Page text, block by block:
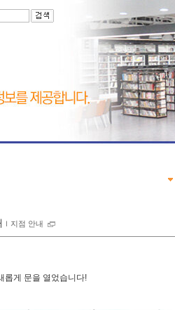
ｌ 지점 안내
롭게 문을 열었습니다!